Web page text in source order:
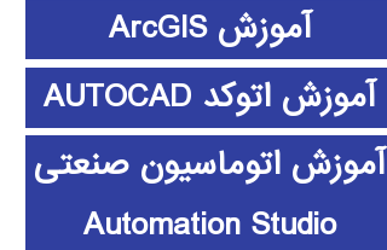
آموزش ArcGIS
آموزش اتوکد AUTOCAD
آموزش اتوماسیون صنعتی
Automation Studio